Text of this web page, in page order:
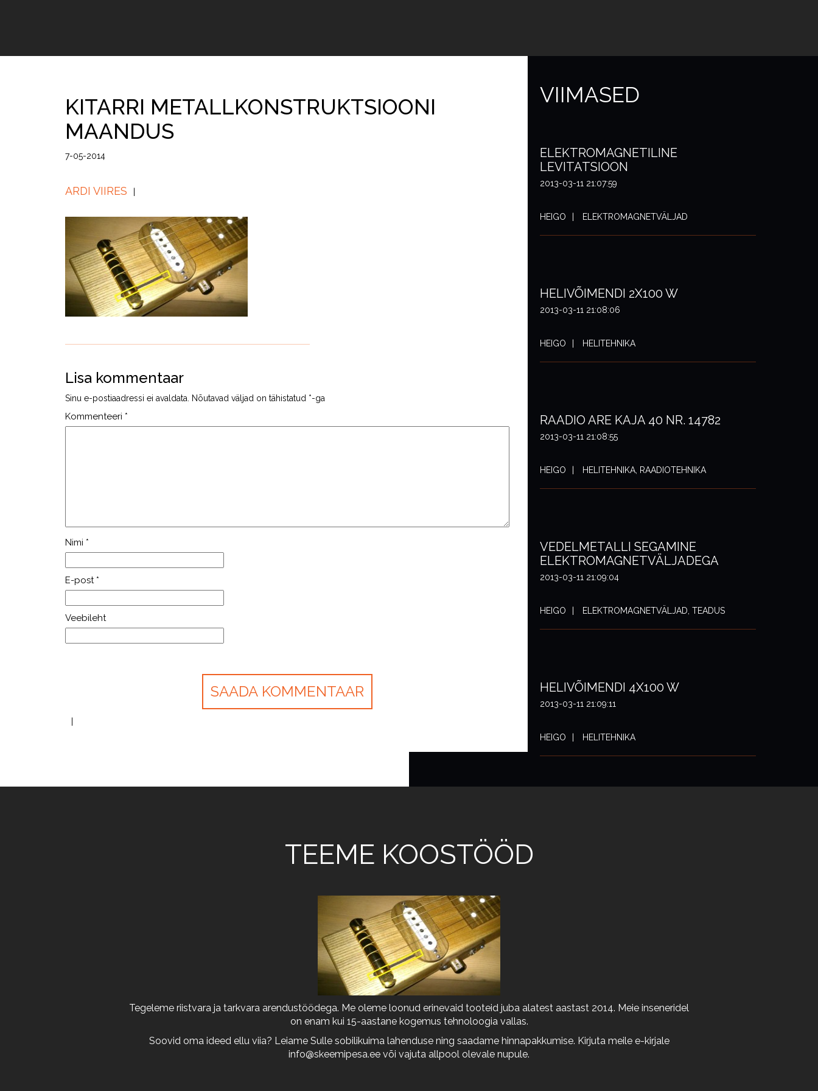
KITARRI METALLKONSTRUKTSIOONI
MAANDUS
7-05-2014
ARDI VIIRES
Lisa kommentaar
Sinu e-postiaadressi ei avaldata. Nõutavad väljad on tähistatud *-ga
Kommenteeri *
Nimi *
E-post *
Veebileht
VIIMASED
ELEKTROMAGNETILINE
LEVITATSIOON
2013-03-11 21:07:59
HEIGO ELEKTROMAGNETVÄLJAD
HELIVÕIMENDI 2X100 W
2013-03-11 21:08:06
HEIGO HELITEHNIKA
RAADIO ARE KAJA 40 NR. 14782
2013-03-11 21:08:55
HEIGO HELITEHNIKA, RAADIOTEHNIKA
VEDELMETALLI SEGAMINE
ELEKTROMAGNETVÄLJADEGA
2013-03-11 21:09:04
HEIGO ELEKTROMAGNETVÄLJAD, TEADUS
HELIVÕIMENDI 4X100 W
2013-03-11 21:09:11
HEIGO HELITEHNIKA
TEEME KOOSTÖÖD
Tegeleme riistvara ja tarkvara arendustöödega. Me oleme loonud erinevaid tooteid juba alatest aastast 2014. Meie inseneridel
on enam kui 15-aastane kogemus tehnoloogia vallas.
Soovid oma ideed ellu viia? Leiame Sulle sobilikuima lahenduse ning saadame hinnapakkumise. Kirjuta meile e-kirjale
info@skeemipesa.ee või vajuta allpool olevale nupule.